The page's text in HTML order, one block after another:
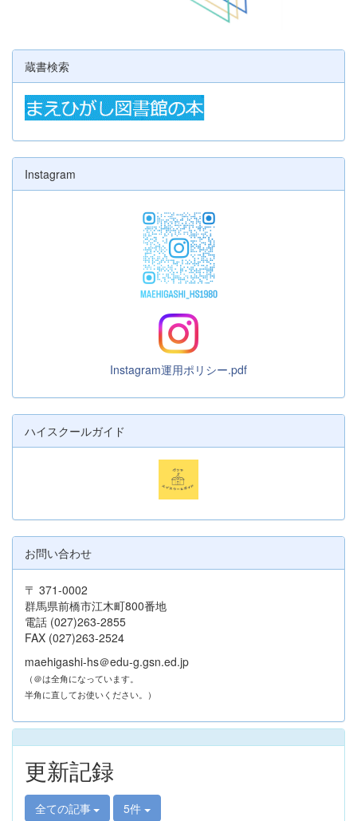
蔵書検索
Instagram
Instagram運用ポリシー.pdf
ハイスクールガイド
お問い合わせ
〒 371-0002
群馬県前橋市江木町800番地
電話 (027)263-2855
FAX (027)263-2524
maehigashi-hs＠edu-g.gsn.ed.jp
（＠は全角になっています。
半角に直してお使いください。）
更新記録
全ての記事 5件